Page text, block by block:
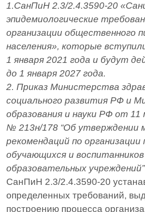
1.СанПиН 2.3/2.4.3590-20
эпидемиологические
организации общественного
населения», которые
1 января 2021 года и будут
до 1 января 2027 года.
2. Приказ Министерства
социального развития РФ и
образования и науки РФ от 11
№ 213н/178 “Об утверждении
рекомендаций по организации
обучающихся и воспитанников
образовательных учреждений”
СанПиН 2.3/2.4.3590-20
определенных требований,
построению процесса